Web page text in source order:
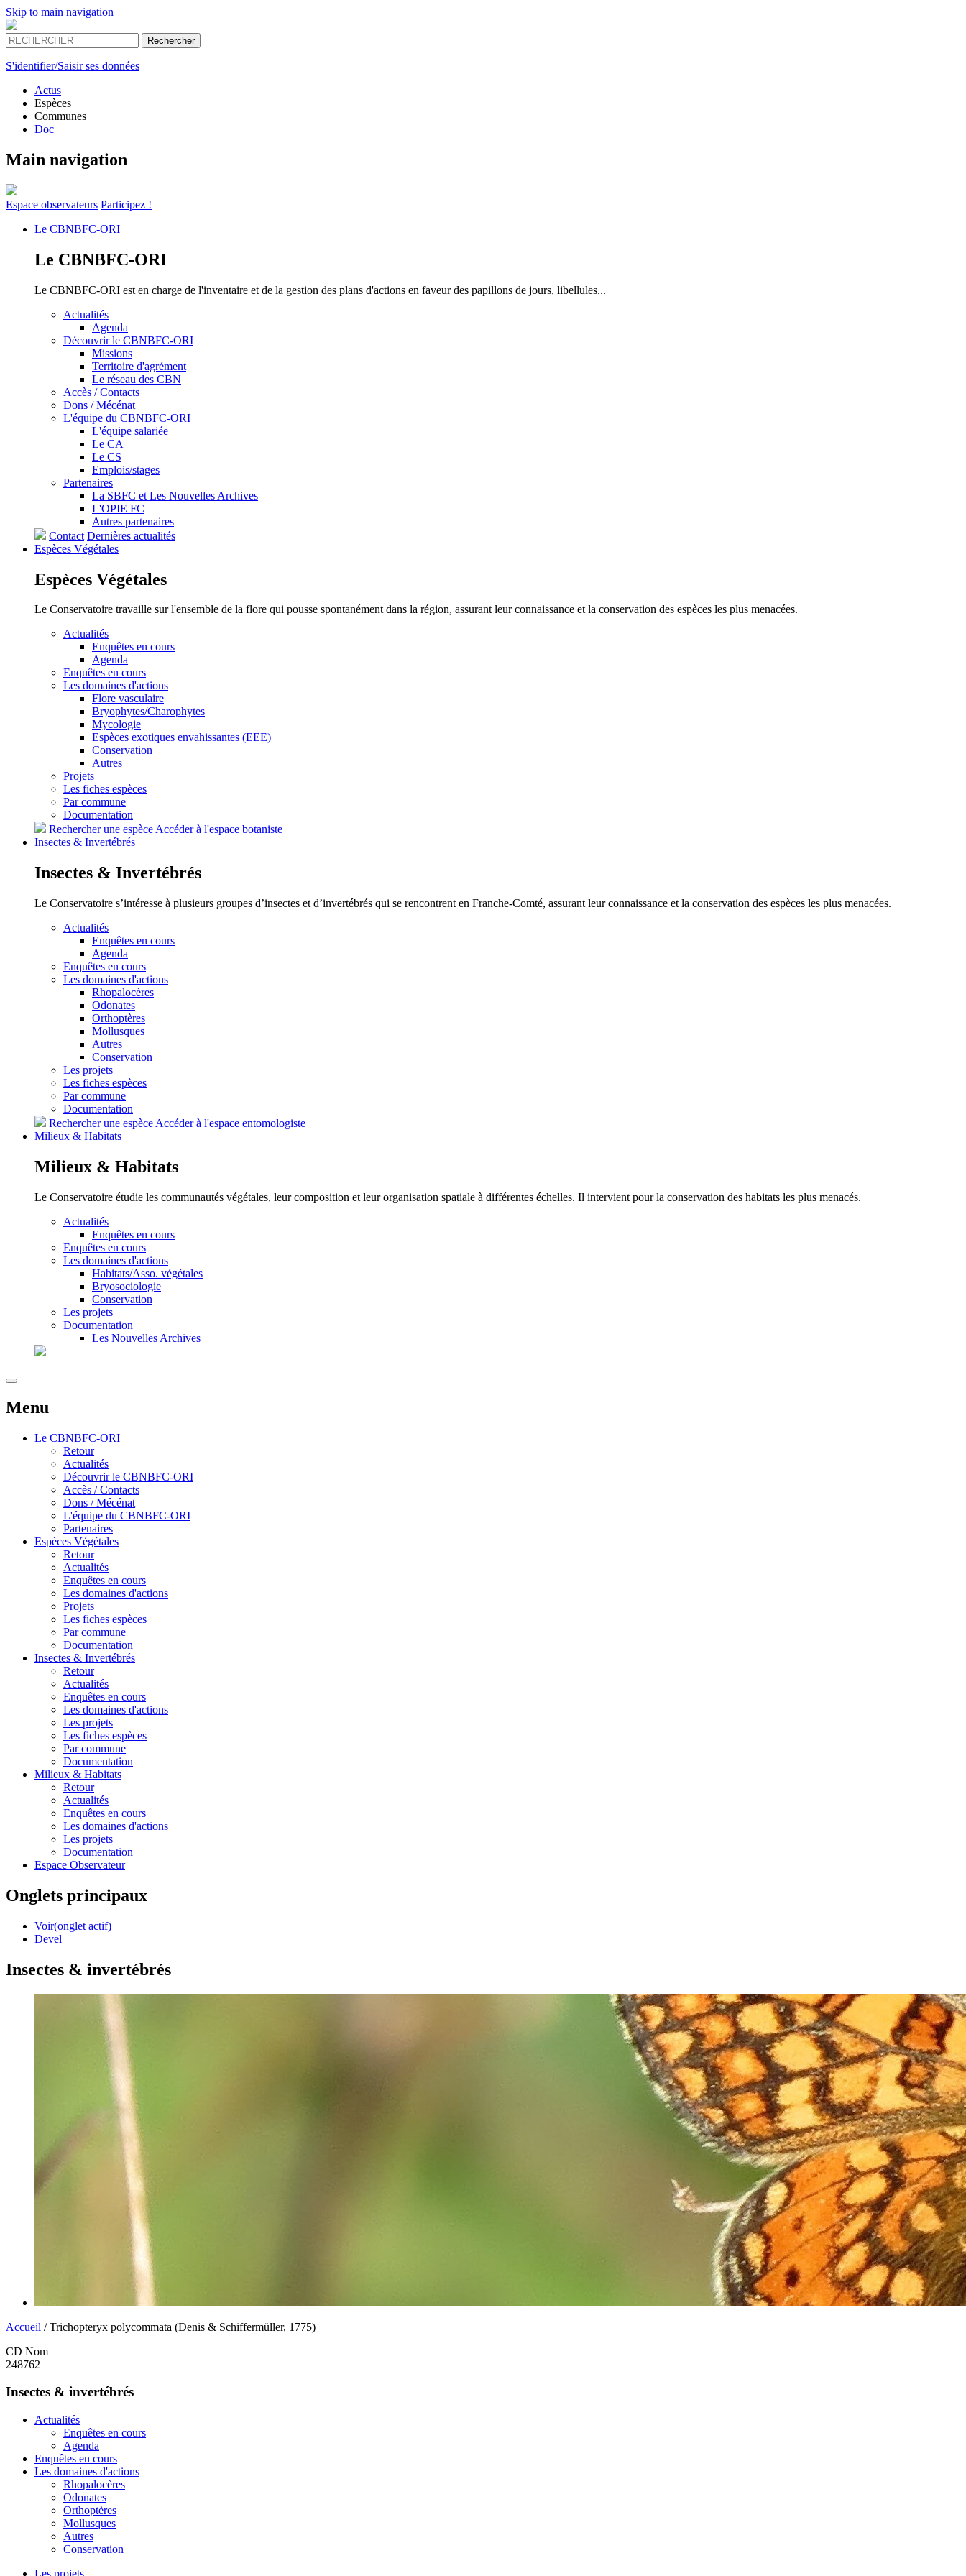
Skip to main navigation
S'identifier/Saisir ses données
Actus
Espèces
Communes
Doc
Main navigation
Espace observateurs Participez !
Le CBNBFC-ORI
Le CBNBFC-ORI
Le CBNBFC-ORI est en charge de l'inventaire et de la gestion des plans d'actions en faveur des papillons de jours, libellules...
Actualités
Agenda
Découvrir le CBNBFC-ORI
Missions
Territoire d'agrément
Le réseau des CBN
Accès / Contacts
Dons / Mécénat
L'équipe du CBNBFC-ORI
L'équipe salariée
Le CA
Le CS
Emplois/stages
Partenaires
La SBFC et Les Nouvelles Archives
L'OPIE FC
Autres partenaires
Contact Dernières actualités
Espèces Végétales
Espèces Végétales
Le Conservatoire travaille sur l'ensemble de la flore qui pousse spontanément dans la région, assurant leur connaissance et la conservation des espèces les plus menacées.
Actualités
Enquêtes en cours
Agenda
Enquêtes en cours
Les domaines d'actions
Flore vasculaire
Bryophytes/Charophytes
Mycologie
Espèces exotiques envahissantes (EEE)
Conservation
Autres
Projets
Les fiches espèces
Par commune
Documentation
Rechercher une espèceAccéder à l'espace botaniste
Insectes & Invertébrés
Insectes & Invertébrés
Le Conservatoire s’intéresse à plusieurs groupes d’insectes et d’invertébrés qui se rencontrent en Franche-Comté, assurant leur connaissance et la conservation des espèces les plus menacées.
Actualités
Enquêtes en cours
Agenda
Enquêtes en cours
Les domaines d'actions
Rhopalocères
Odonates
Orthoptères
Mollusques
Autres
Conservation
Les projets
Les fiches espèces
Par commune
Documentation
Rechercher une espèce Accéder à l'espace entomologiste
Milieux & Habitats
Milieux & Habitats
Le Conservatoire étudie les communautés végétales, leur composition et leur organisation spatiale à différentes échelles. Il intervient pour la conservation des habitats les plus menacés.
Actualités
Enquêtes en cours
Enquêtes en cours
Les domaines d'actions
Habitats/Asso. végétales
Bryosociologie
Conservation
Les projets
Documentation
Les Nouvelles Archives
Menu
Le CBNBFC-ORI
Retour
Actualités
Découvrir le CBNBFC-ORI
Accès / Contacts
Dons / Mécénat
L'équipe du CBNBFC-ORI
Partenaires
Espèces Végétales
Retour
Actualités
Enquêtes en cours
Les domaines d'actions
Projets
Les fiches espèces
Par commune
Documentation
Insectes & Invertébrés
Retour
Actualités
Enquêtes en cours
Les domaines d'actions
Les projets
Les fiches espèces
Par commune
Documentation
Milieux & Habitats
Retour
Actualités
Enquêtes en cours
Les domaines d'actions
Les projets
Documentation
Espace Observateur
Onglets principaux
Voir(onglet actif)
Devel
Insectes & invertébrés
Accueil / Trichopteryx polycommata (Denis & Schiffermüller, 1775)
CD Nom
248762
Insectes & invertébrés
Actualités
Enquêtes en cours
Agenda
Enquêtes en cours
Les domaines d'actions
Rhopalocères
Odonates
Orthoptères
Mollusques
Autres
Conservation
Les projets